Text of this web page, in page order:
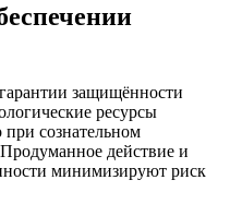
защищённости
ресурсы
при сознательном
действие и
минимизируют риск